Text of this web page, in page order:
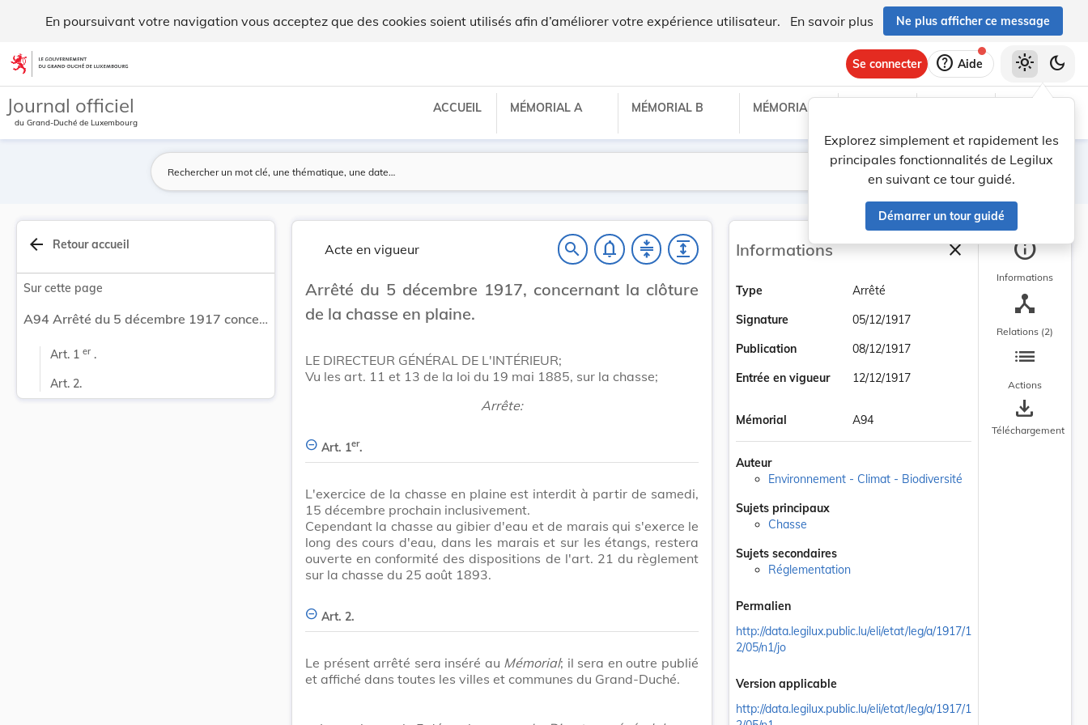
En poursuivant votre navigation vous acceptez que des cookies soient utilisés afin d’améliorer votre expérience utilisateur. En savoir plus Ne plus afficher ce message
Aller au contenu
Se connecter help Aide
Explorez simplement et rapidement les
principales fonctionnalités de Legilux
en suivant ce tour guidé.
Démarrer un tour guidé
light_mode dark_mode
Journal officiel
du Grand-Duché de Luxembourg
ACCUEIL MÉMORIAL A MÉMORIAL B MÉMORIAL C
Lancer la recherche
Filtres
arrow_back Retour accueil
Sur cette page
A94 Arrêté du 5 décembre 1917 concernant la clôture de la chasse en plaine.
Art. 1 er .
Art. 2.
Acte en vigueur search notifications_none compress expand
Arrêté du 5 décembre 1917, concernant la clôture
de la chasse en plaine.
LE DIRECTEUR GÉNÉRAL DE L'INTÉRIEUR;
Vu les art. 11 et 13 de Ia loi du 19 mai 1885, sur la chasse;
Arrête:
Art. 1er.
L'exercice de la chasse en plaine est interdit à partir de samedi,
15 décembre prochain inclusivement.
Cependant la chasse au gibier d'eau et de marais qui s'exerce le
long des cours d'eau, dans les marais et sur les étangs, restera
ouverte en conformité des dispositions de l'art. 21 du règlement
sur la chasse du 25 août 1893.
Art. 2.
Le présent arrêté sera inséré au Mémorial; il sera en outre publié
et affiché dans toutes les villes et communes du Grand-Duché.
Informations closeFermer la barre
Type
Arrêté
Signature
05/12/1917
Publication
08/12/1917
Entrée en vigueur
12/12/1917
Mémorial A94
Auteur
Environnement - Climat - Biodiversité
Sujets principaux
Chasse
Sujets secondaires
Réglementation
Permalien
http://data.legilux.public.lu/eli/etat/leg/a/1917/1
2/05/n1/jo
Version applicable
http://data.legilux.public.lu/eli/etat/leg/a/1917/1
info
Informations
device_hub
Relations (2)
list
Actions
save_alt
Téléchargement